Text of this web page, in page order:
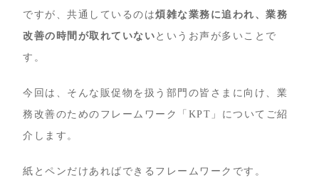
ですが、共通しているのは煩雑な業務に追われ、業務
改善の時間が取れていない というお声が多いことで
す。
今回は、そんな販促物を扱う部門の皆さまに向け、業
務改善のためのフレームワーク「KPT」についてご紹
介します。
紙とペンだけあればできるフレームワークです。